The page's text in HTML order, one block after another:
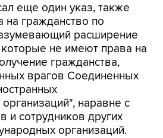
еще один указ, также
на гражданство по
расширение
не имеют права на
гражданства,
врагов Соединенных
наравне с
и сотрудников других
организаций.